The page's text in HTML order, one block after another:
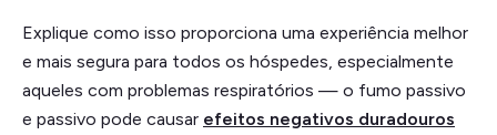
Explique como isso proporciona uma experiência melhor
e mais segura para todos os hóspedes, especialmente
aqueles com problemas respiratórios — o fumo passivo
e passivo pode causar efeitos negativos duradouros